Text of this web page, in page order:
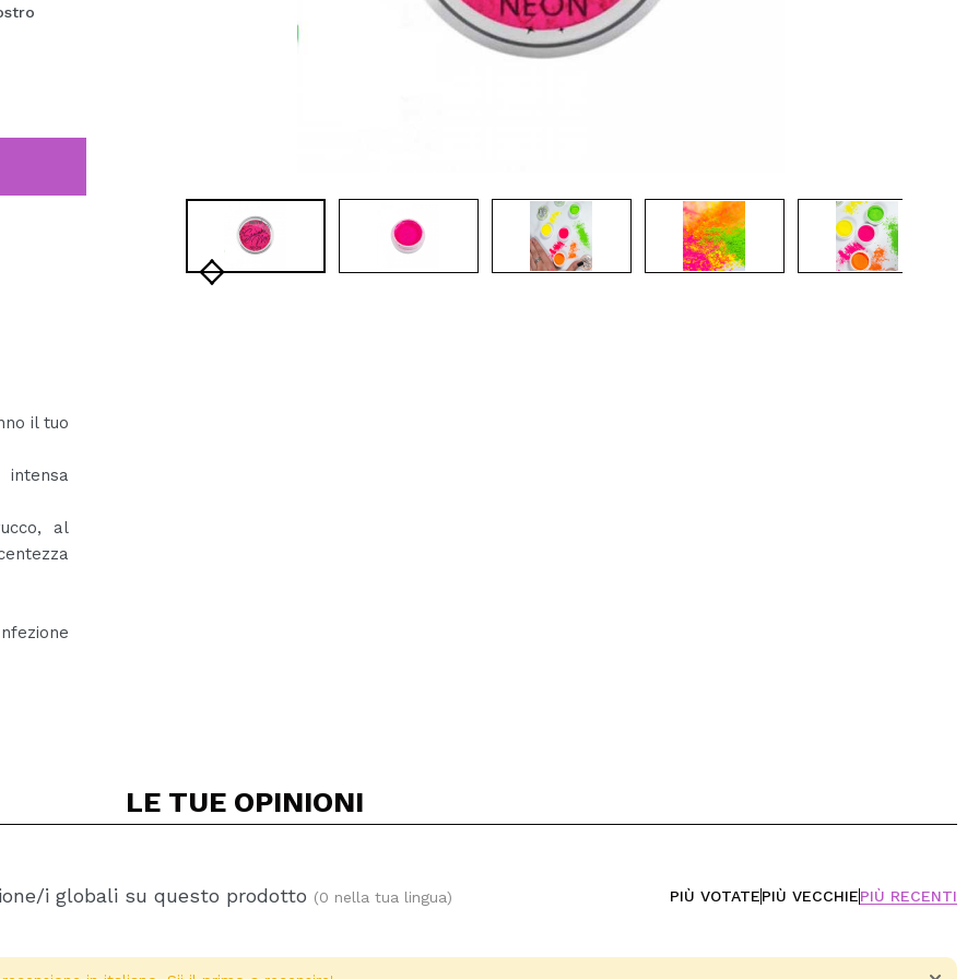
CREARE UN ACCOUNT
il tuo
al
LE TUE OPINIONI
i globali su questo prodotto (0 nella tua lingua) PIÙ VOTATEPIÙ VECCHIEPIÙ RECENTI